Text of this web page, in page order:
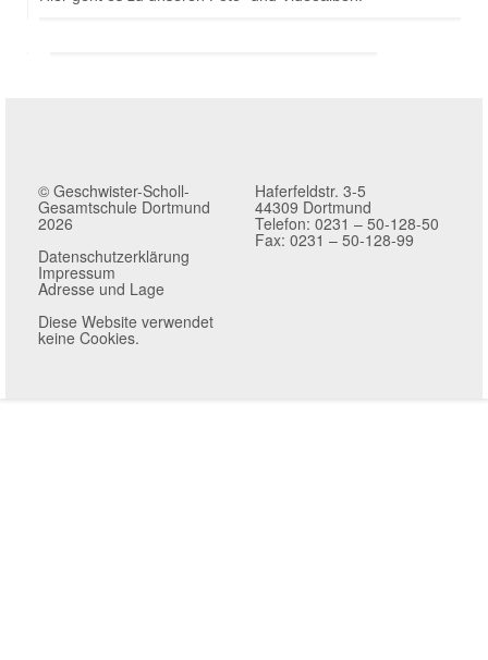
© Geschwister-Scholl-
Gesamtschule Dortmund
2026
Datenschutzerklärung
Impressum
Adresse und Lage
Diese Website verwendet
keine Cookies.
Haferfeldstr. 3-5
44309 Dortmund
Telefon: 0231 – 50-128-50
Fax: 0231 – 50-128-99